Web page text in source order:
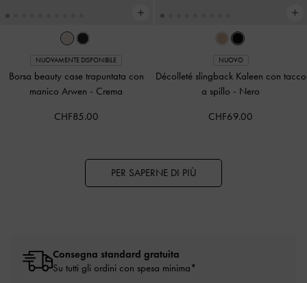
NUOVAMENTE DISPONIBILE
Borsa beauty case trapuntata con
manico Arwen - Crema
CHF85.00
NUOVO
Décolleté slingback Kaleen con tacco
a spillo - Nero
CHF69.00
PER SAPERNE DI PIÙ
Consegna standard gratuita
Su tutti gli ordini con spesa minima*